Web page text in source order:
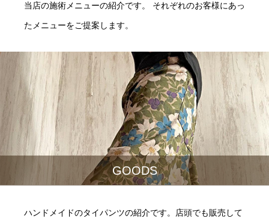
当店の施術メニューの紹介です。 それぞれのお客様にあっ
たメニューをご提案します。
GOODS
ハンドメイドのタイパンツの紹介です。店頭でも販売して